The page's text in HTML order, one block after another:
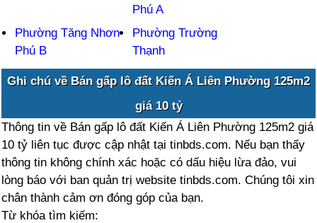
Phú A
Phường Tăng Nhơn
Phú B
Phường Trường
Thạnh
Ghi chú về Bán gấp lô đất Kiến Á Liên Phường 125m2
giá 10 tỷ
Thông tin về Bán gấp lô đất Kiến Á Liên Phường 125m2 giá
10 tỷ liên tục được cập nhật tại tinbds.com. Nếu bạn thấy
thông tin không chính xác hoặc có dấu hiệu lừa đảo, vui
lòng báo với ban quản trị website tinbds.com. Chúng tôi xin
chân thành cảm ơn đóng góp của bạn.
Từ khóa tìm kiếm: